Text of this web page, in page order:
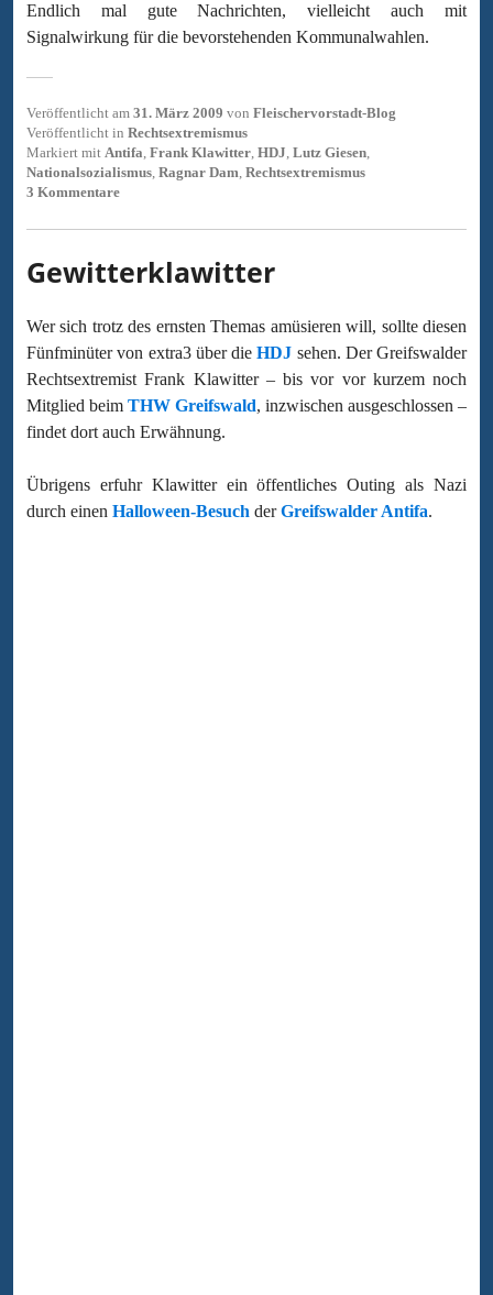
Endlich mal gute Nachrichten, vielleicht auch mit
Signalwirkung für die bevorstehenden Kommunalwahlen.
Veröffentlicht am 31. März 2009 von Fleischervorstadt-Blog
Veröffentlicht in Rechtsextremismus
Markiert mit Antifa, Frank Klawitter, HDJ, Lutz Giesen,
Nationalsozialismus, Ragnar Dam, Rechtsextremismus
3 Kommentare
Gewitterklawitter
Wer sich trotz des ernsten Themas amüsieren will, sollte diesen
Fünfminüter von extra3 über dieHDJ sehen. Der Greifswalder
Rechtsextremist Frank Klawitter – bis vor vor kurzem noch
Mitglied beim THW Greifswald, inzwischen ausgeschlossen –
findet dort auch Erwähnung.
Übrigens erfuhr Klawitter ein öffentliches Outing als Nazi
durch einen Halloween-Besuch derGreifswalder Antifa.